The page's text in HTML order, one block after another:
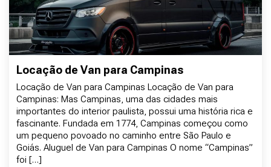
Locação de Van para Campinas
Locação de Van para Campinas Locação de Van para
Campinas: Mas Campinas, uma das cidades mais
importantes do interior paulista, possui uma história rica e
fascinante. Fundada em 1774, Campinas começou como
um pequeno povoado no caminho entre São Paulo e
Goiás. Aluguel de Van para Campinas O nome “Campinas”
foi […]